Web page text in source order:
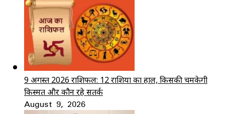
9 अगस्त 2026 राशिफल: 12 राशियों का हाल, किसकी चमकेगी
किस्मत और कौन रहे सतर्क
August 9, 2026